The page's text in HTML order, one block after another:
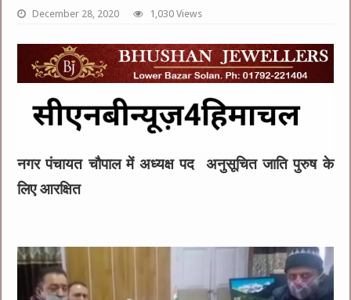
December 28, 2020 1,030 Views
नगर पंचायत चौपाल में अध्यक्ष पद अनुसूचित जाति पुरुष के
लिए आरक्षित